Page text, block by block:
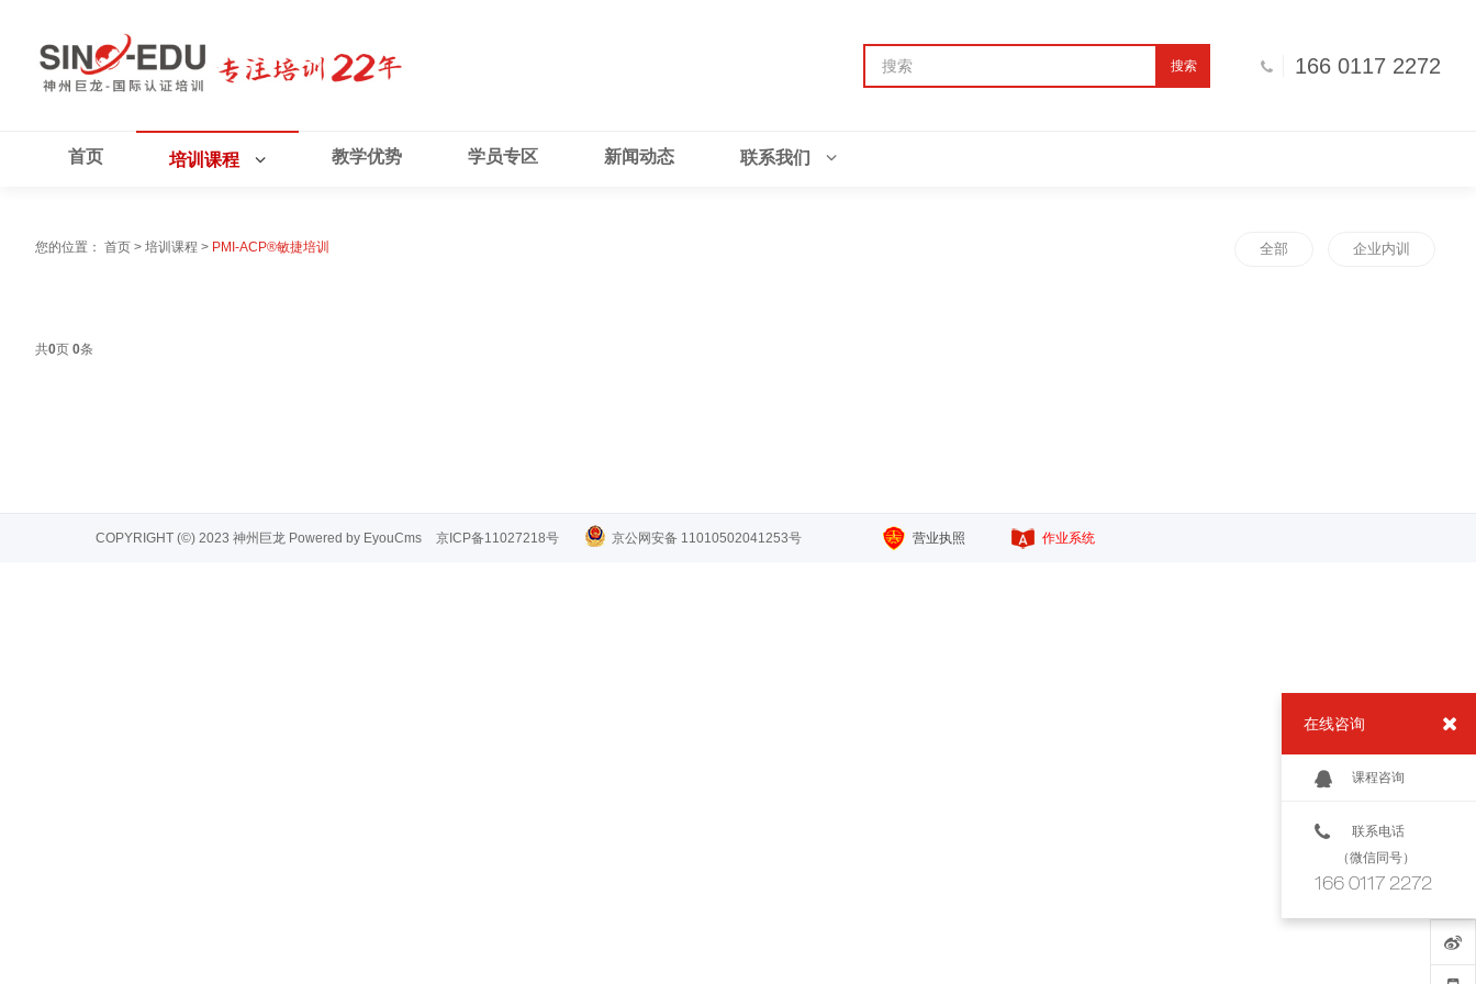
166 0117 2272
搜索
首页 培训课程 教学优势 学员专区 新闻动态 联系我们
您的位置： 首页 > 培训课程 > PMI-ACP®敏捷培训 全部 企业内训
共0页 0条
COPYRIGHT (©) 2023 神州巨龙 Powered by EyouCms 京ICP备11027218号 京公网安备 11010502041253号 营业执照 作业系统
在线咨询
课程咨询
联系电话
（微信同号）
166 0117 2272